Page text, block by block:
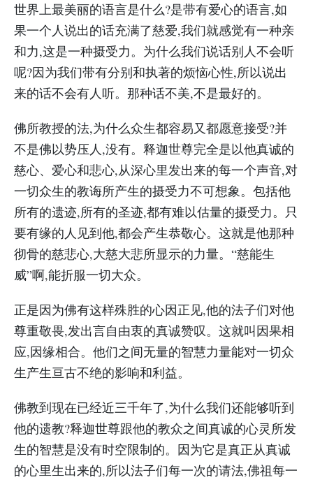
世界上最美丽的语言是什么?是带有爱心的语言,如
果一个人说出的话充满了慈爱,我们就感觉有一种亲
和力,这是一种摄受力。为什么我们说话别人不会听
呢?因为我们带有分别和执著的烦恼心性,所以说出
来的话不会有人听。那种话不美,不是最好的。
佛所教授的法,为什么众生都容易又都愿意接受?并
不是佛以势压人,没有。释迦世尊完全是以他真诚的
慈心、爱心和悲心,从深心里发出来的每一个声音,对
一切众生的教诲所产生的摄受力不可想象。包括他
所有的遗迹,所有的圣迹,都有难以估量的摄受力。只
要有缘的人见到他,都会产生恭敬心。这就是他那种
彻骨的慈悲心,大慈大悲所显示的力量。“慈能生
威”啊,能折服一切大众。
正是因为佛有这样殊胜的心因正见,他的法子们对他
尊重敬畏,发出言自由衷的真诚赞叹。这就叫因果相
应,因缘相合。他们之间无量的智慧力量能对一切众
生产生亘古不绝的影响和利益。
佛教到现在已经近三千年了,为什么我们还能够听到
他的遗教?释迦世尊跟他的教众之间真诚的心灵所发
生的智慧是没有时空限制的。因为它是真正从真诚
的心里生出来的,所以法子们每一次的请法,佛祖每一